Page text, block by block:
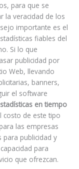
para que se
la veracidad de los
importante es el
fiables del
Si lo que
publicidad por
Web, llevando
banners,
el software
en tiempo
costo de este tipo
las empresas
para publicidad y
para
que ofrezcan.